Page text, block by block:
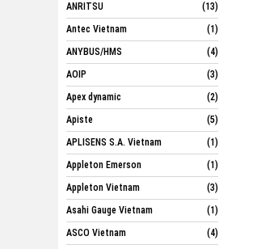
ANRITSU
(13)
Antec Vietnam
(1)
ANYBUS/HMS
(4)
AOIP
(3)
Apex dynamic
(2)
Apiste
(5)
APLISENS S.A. Vietnam
(1)
Appleton Emerson
(1)
Appleton Vietnam
(3)
Asahi Gauge Vietnam
(1)
ASCO Vietnam
(4)